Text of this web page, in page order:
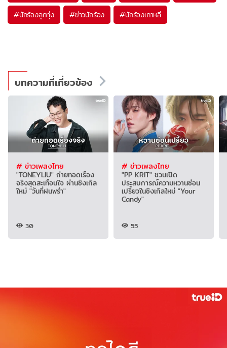
#นักร้องลูกทุ่ง #ข่าวนักร้อง #นักร้องเกาหลี
บทความที่เกี่ยวข้อง
# ข่าวเพลงไทย
"TONEYLIU" ถ่ายทอดเรื่อง
จริงสุดสะเทือนใจ ผ่านซิงเกิล
ใหม่ "วันที่ฝนพรำ"
30
# ข่าวเพลงไทย
"PP KRIT" ชวนเปิด
ประสบการณ์ความหวานซ่อน
เปรี้ยวในซิงเกิลใหม่ "Your
Candy"
55